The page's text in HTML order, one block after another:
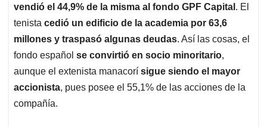
vendió el 44,9% de la misma al fondo GPF Capital . El
tenista cedió un edificio de la academia por 63,6
millones y traspasó algunas deudas. Así las cosas, el
fondo español se convirtió en socio minoritario,
aunque el extenista manacorí sigue siendo el mayor
accionista, pues posee el 55,1% de las acciones de la
compañía.